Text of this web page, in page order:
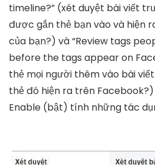
timeline?” (xét duyệt bài viết
được gắn thẻ bạn vào và hiện
của bạn?) và “Review tags
before the tags appear on
thẻ mọi người thêm vào bài
thẻ đó hiện ra trên
Enable (bật) tính những tác